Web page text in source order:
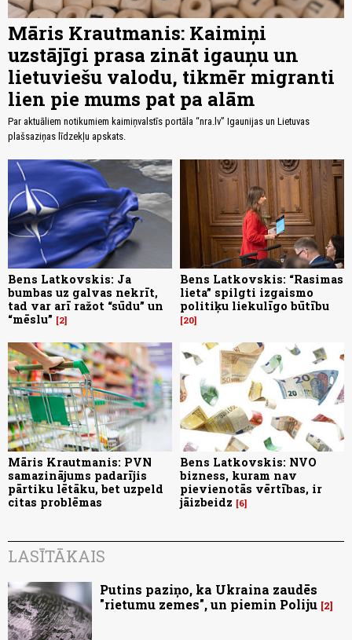
Māris Krautmanis: Kaimiņi
uzstājīgi prasa zināt igauņu un
lietuviešu valodu, tikmēr migranti
lien pie mums pat pa alām
Par aktuāliem notikumiem kaimiņvalstīs portāla “nra.lv” Igaunijas un Lietuvas
plašsaziņas līdzekļu apskats.
Bens Latkovskis: Ja
bumbas uz galvas nekrīt,
tad var arī ražot “sūdu” un
“mēslu”
2
Bens Latkovskis: “Rasimas
lieta” spilgti izgaismo
politiķu liekulīgo būtību
20
Māris Krautmanis: PVN
samazinājums padarījis
pārtiku lētāku, bet uzpeld
citas problēmas
Bens Latkovskis: NVO
bizness, kuram nav
pievienotās vērtības, ir
jāizbeidz
6
LASĪTĀKAIS
Putins paziņo, ka Ukraina zaudēs
"rietumu zemes", un piemin Poliju 2